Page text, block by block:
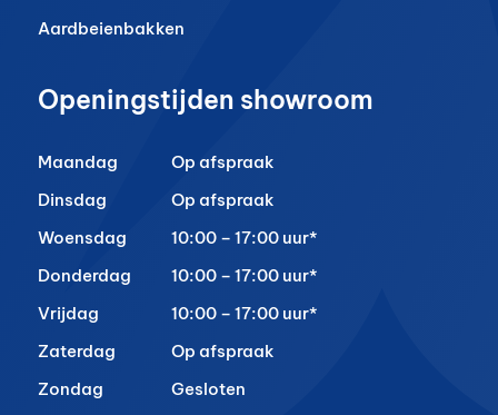
Aardbeienbakken
Openingstijden showroom
Maandag
Op afspraak
Dinsdag
Op afspraak
Woensdag
10:00 – 17:00 uur*
Donderdag
10:00 – 17:00 uur*
Vrijdag
10:00 – 17:00 uur*
Zaterdag
Op afspraak
Zondag
Gesloten